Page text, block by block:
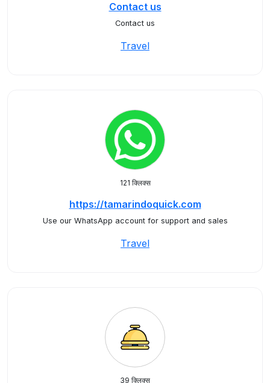
Contact us
Contact us
Travel
121 क्लिक्स
https://tamarindoquick.com
Use our WhatsApp account for support and sales
Travel
39 क्लिक्स